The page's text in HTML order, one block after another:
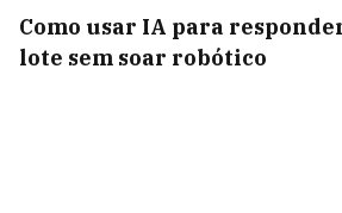
Como usar IA para
lote sem soar robótico